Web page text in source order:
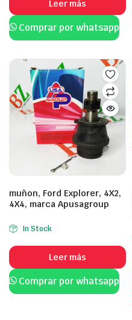
Leer más
Comprar por whatsapp
muñon, Ford Explorer, 4X2,
4X4, marca Apusagroup
In Stock
Leer más
Comprar por whatsapp